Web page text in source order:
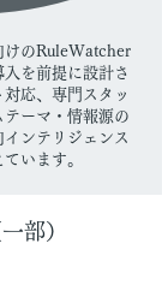
けのRuleWatcher
を前提に設計さ
応、専門スタッ
ーマ・情報源の
ンテリジェンス
います。
部）